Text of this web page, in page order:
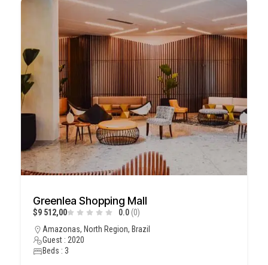
Greenlea Shopping Mall
$9 512,00 0.0 (0)
Amazonas, North Region, Brazil
Guest : 2020
Beds : 3